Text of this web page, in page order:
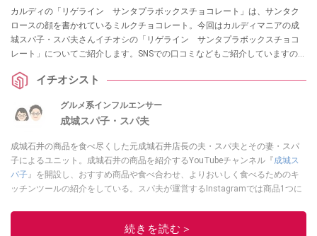
カルディの「リゲライン サンタプラボックスチョコレート」は、サンタク
ロースの顔を書かれているミルクチョコレート。今回はカルディマニアの成
城スパ子・スパ夫さんイチオシの「リゲライン サンタプラボックスチョコ
レート」についてご紹介します。SNSでの口コミなどもご紹介していますの
イチオシスト
グルメ系インフルエンサー
成城スパ子・スパ夫
成城石井の商品を食べ尽くした元成城石井店長の夫・スパ夫とその妻・スパ
子によるユニット。成城石井の商品を紹介するYouTubeチャンネル『成城ス
パ子 』を開設し、おすすめ商品や食べ合わせ、よりおいしく食べるためのキ
ッチンツールの紹介をしている。スパ夫が運営するInstagramでは商品1つに
ィープな魅力を発信している。
続きを読む＞